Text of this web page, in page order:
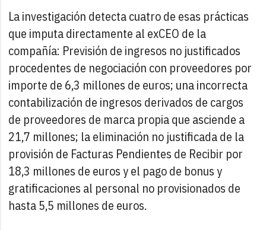
La investigación detecta cuatro de esas prácticas
que imputa directamente al exCEO de la
compañía: Previsión de ingresos no justificados
procedentes de negociación con proveedores por
importe de 6,3 millones de euros; una incorrecta
contabilización de ingresos derivados de cargos
de proveedores de marca propia que asciende a
21,7 millones; la eliminación no justificada de la
provisión de Facturas Pendientes de Recibir por
18,3 millones de euros y el pago de bonus y
gratificaciones al personal no provisionados de
hasta 5,5 millones de euros.